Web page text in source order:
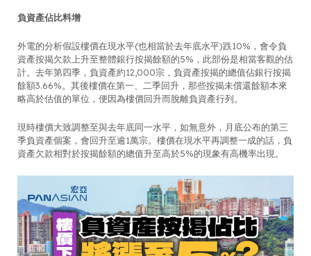
負資產佔比料增
外電的分析假設樓價在現水平(也相當於去年底水平)跌10%，會令負
資產按揭欠款上升至整體銀行按揭餘額的5%，此部份是相當客觀的估
計。去年第四季，負資產約12,000宗，負資產按揭的總值佔銀行按揭
餘額3.66%。其後樓價在第一、二季回升，那些按揭未償還餘額本來
略高於估值的單位，便因為樓價回升而脫離負資產行列。
現時樓價大致調整至與去年底同一水平，如無意外，月底公布的第三
季負資產個案，會回升至逾1萬宗。樓價在現水平再調整一成的話，負
資產欠款相對於按揭餘額的總值升至高於5%的現象有高機率出現。